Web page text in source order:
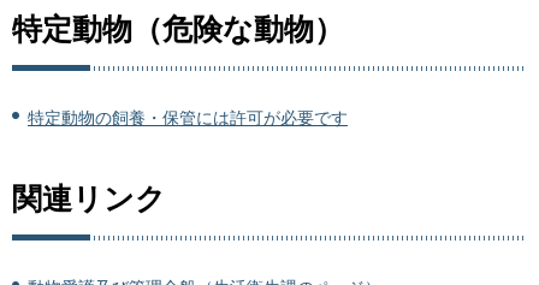
特定動物（危険な動物）
特定動物の飼養・保管には許可が必要です
関連リンク